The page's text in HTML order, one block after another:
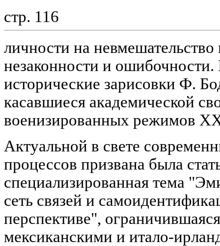
стр. 116
личности на
незаконности и
исторические зарисовки Ф.
касавшиеся академической
военизированных режимов
Актуальной в свете
процессов призвана была
специализированная тема
сеть связей и
перспективе",
мексиканскими и итало-